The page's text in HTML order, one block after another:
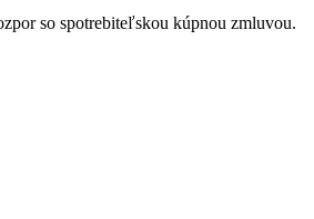
so spotrebiteľskou kúpnou zmluvou.